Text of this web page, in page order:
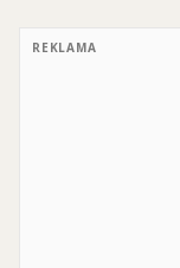
REKLAMA